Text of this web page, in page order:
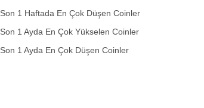
Son 1 Haftada En Çok Düşen Coinler
Son 1 Ayda En Çok Yükselen Coinler
Son 1 Ayda En Çok Düşen Coinler